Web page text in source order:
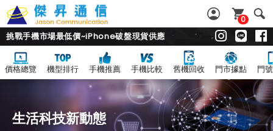
0
挑戰手機市場最低價~iPhone破盤現貨供應
價格總覽 機型排行 手機推薦 手機比較 舊機回收 門市據點 門
生活科技新動態